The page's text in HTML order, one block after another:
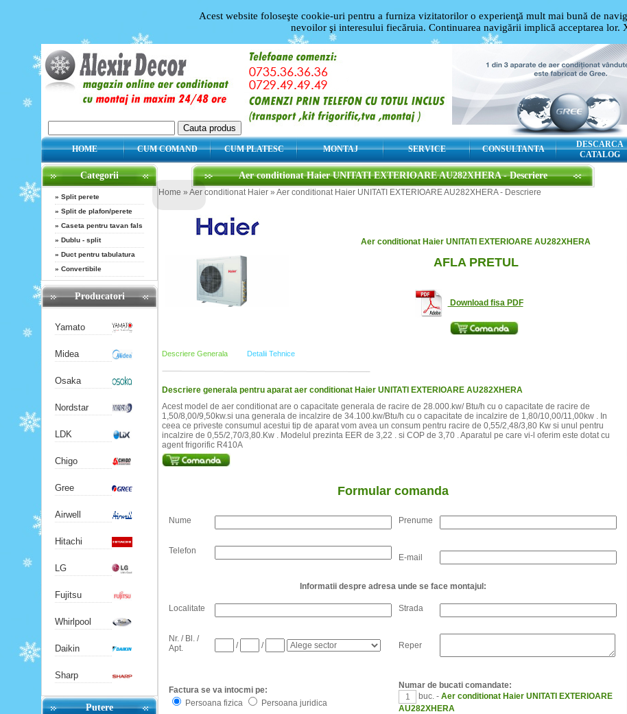
Acest website foloseşte cookie-uri pentru a furniza vizitatorilor o experienţă mult mai bună de
nevoilor şi interesului fiecăruia. Continuarea navigării implică acceptarea lor.
HOME CUM COMAND CUM PLATESC MONTAJ SERVICE CONSULTANTA
DESCARCA
CATALOG
Categorii
» Split perete
» Split de plafon/perete
» Caseta pentru tavan fals
» Dublu - split
» Duct pentru tabulatura
» Convertibile
Producatori
Yamato
Midea
Osaka
Nordstar
LDK
Chigo
Gree
Airwell
Hitachi
LG
Fujitsu
Whirlpool
Daikin
Sharp
Putere
Aer conditionat Haier UNITATI EXTERIOARE AU282XHERA - Descriere
Home » Aer conditionat Haier » Aer conditionat Haier UNITATI EXTERIOARE AU282XHERA - Descriere
Aer conditionat Haier UNITATI EXTERIOARE AU282XHERA
AFLA PRETUL
Download fisa PDF
Descriere Generala Detalii Tehnice
Descriere generala pentru aparat aer conditionat Haier UNITATI EXTERIOARE AU282XHERA
Acest model de aer conditionat are o capacitate generala de racire de 28.000.kw/ Btu/h cu o capacitate de racire de
1,50/8,00/9,50kw.si una generala de incalzire de 34.100.kw/Btu/h cu o capacitate de incalzire de 1,80/10,00/11,00kw . In
ceea ce priveste consumul acestui tip de aparat vom avea un consum pentru racire de 0,55/2,48/3,80 Kw si unul pentru
incalzire de 0,55/2,70/3,80.Kw . Modelul prezinta EER de 3,22 . si COP de 3,70 . Aparatul pe care vi-l oferim este dotat cu
agent frigorific R410A
Formular comanda
Nume Prenume
Telefon
E-mail
Informatii despre adresa unde se face montajul:
Localitate Strada
Nr. / Bl. /
Apt.
/ / Reper
Factura se va intocmi pe:
Persoana fizica
Persoana juridica
Numar de bucati comandate:
buc. - Aer conditionat Haier UNITATI EXTERIOARE
AU282XHERA